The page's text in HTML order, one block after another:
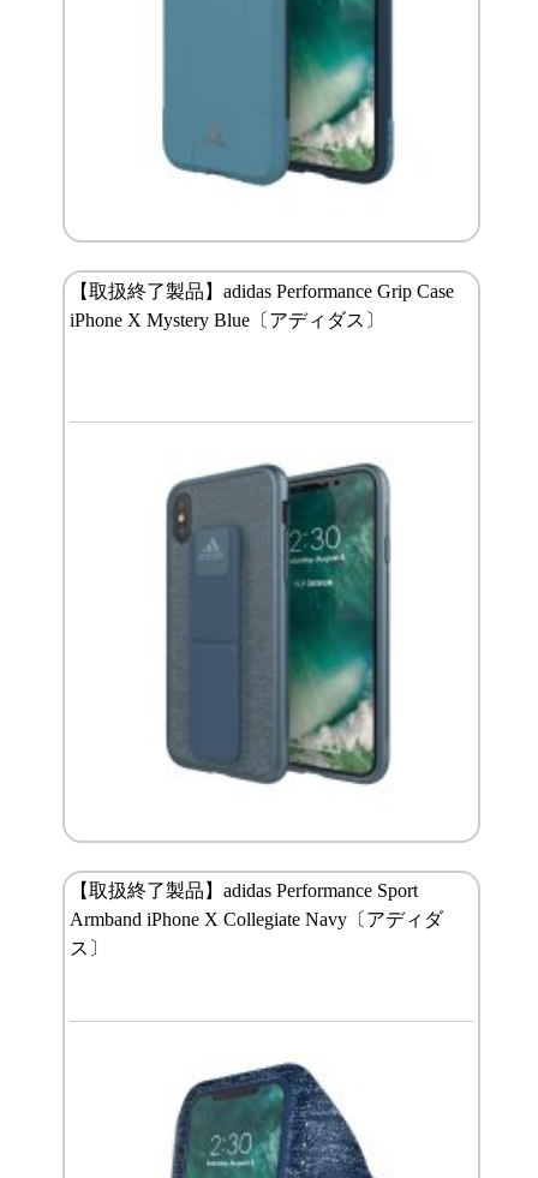
【取扱終了製品】adidas Performance Grip Case
iPhone X Mystery Blue〔アディダス〕
【取扱終了製品】adidas Performance Sport
Armband iPhone X Collegiate Navy〔アディダ
ス〕